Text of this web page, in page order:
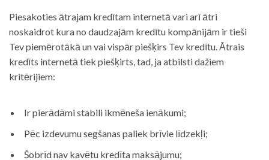
Piesakoties ātrajam kredītam internetā vari arī ātri
noskaidrot kura no daudzajām kredītu kompānijām ir tieši
Tev piemērotākā un vai vispār piešķirs Tev kredītu. Ātrais
kredīts internetā tiek piešķirts, tad, ja atbilsti dažiem
kritērijiem:
Ir pierādāmi stabili ikmēneša ienākumi;
Pēc izdevumu segšanas paliek brīvie līdzekļi;
Šobrīd nav kavētu kredīta maksājumu;